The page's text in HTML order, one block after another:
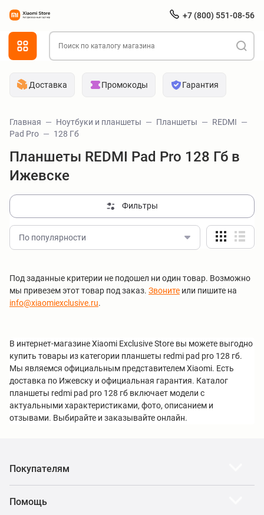
+7 (800) 551-08-56
Доставка Промокоды Гарантия
Главная Ноутбуки и планшеты Планшеты
REDMI
Pad Pro
128 Гб
Планшеты REDMI Pad Pro 128 Гб в
Ижевске
Фильтры
По популярности
Под заданные критерии не подошел ни один товар. Возможно
мы привезем этот товар под заказ. Звоните или пишите на
info@xiaomiexclusive.ru.
В интернет-магазине Xiaomi Exclusive Store вы можете выгодно
купить товары из категории планшеты redmi pad pro 128 гб.
Мы являемся официальным представителем Xiaomi. Есть
доставка по Ижевску и официальная гарантия. Каталог
планшеты redmi pad pro 128 гб включает модели с
актуальными характеристиками, фото, описанием и
отзывами. Выбирайте и заказывайте онлайн.
Покупателям
Помощь